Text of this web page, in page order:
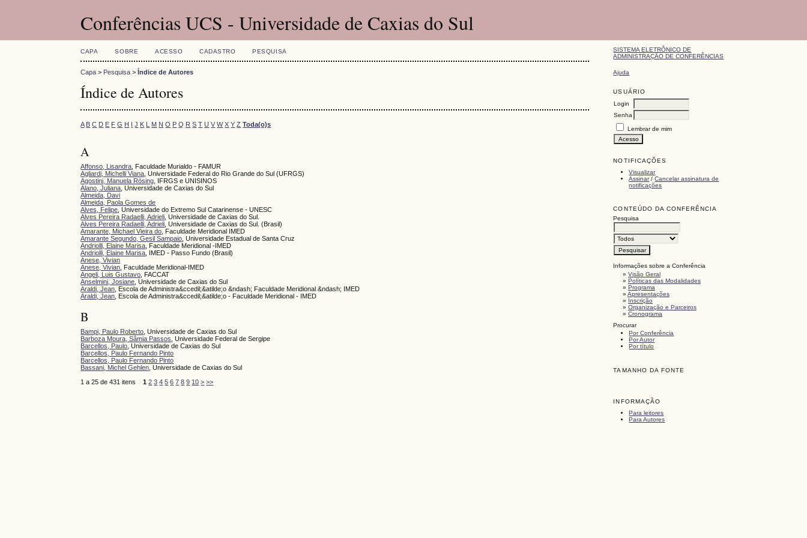
Conferências UCS - Universidade de Caxias do Sul
SISTEMA ELETRÔNICO DE
ADMINISTRAÇÃO DE CONFERÊNCIAS
Ajuda
USUÁRIO
Login
Senha
Lembrar de mim
NOTIFICAÇÕES
Visualizar
Assinar/Cancelar assinatura de
notificações
CONTEÚDO DA CONFERÊNCIA
Pesquisa
Informações sobre a Conferência
»Visão Geral
»Políticas das Modalidades
»Programa
»Apresentações
» Inscrição
»Organização e Parceiros
»Cronograma
Procurar
Por Conferência
Por Autor
Por título
TAMANHO DA FONTE
INFORMAÇÃO
Para leitores
Para Autores
CAPA SOBRE ACESSO CADASTRO PESQUISA
Capa > Pesquisa >Índice de Autores
Índice de Autores
A B C D E F G H I J K L M N O P Q R S T U V W X Y Z Toda(o)s
A
Affonso, Lisandra , Faculdade Murialdo - FAMUR
Agliardi, Michelli Viana , Universidade Federal do Rio Grande do Sul (UFRGS)
Agostini, Manuela Rösing , IFRGS e UNISINOS
Alano, Juliana , Universidade de Caxias do Sul
Almeida, Davi
Almeida, Paola Gomes de
Alves, Felipe , Universidade do Extremo Sul Catarinense - UNESC
Alves Pereira Radaelli, Adrieli , Universidade de Caxias do Sul.
Alves Pereira Radaelli, Adrieli , Universidade de Caxias do Sul. (Brasil)
Amarante, Michael Vieira do , Faculdade Meridional IMED
Amarante Segundo, Gesil Sampaio , Universidade Estadual de Santa Cruz
Andriolli, Elaine Marisa , Faculdade Meridional -IMED
Andriolli, Elaine Marisa , IMED - Passo Fundo (Brasil)
Anese, Vivian
Anese, Vivian , Faculdade Meridional-IMED
Angeli, Luis Gustavo , FACCAT
Anselmini, Josiane , Universidade de Caxias do Sul
Araldi, Jean , Escola de Administra&ccedil;&atilde;o &ndash; Faculdade Meridional &ndash; IMED
Araldi, Jean , Escola de Administra&ccedil;&atilde;o - Faculdade Meridional - IMED
B
Bampi, Paulo Roberto, Universidade de Caxias do Sul
Barboza Moura, Sâmia Passos, Universidade Federal de Sergipe
Barcellos, Paulo, Universidade de Caxias do Sul
Barcellos, Paulo Fernando Pinto
Barcellos, Paulo Fernando Pinto
Bassani, Michel Gehlen, Universidade de Caxias do Sul
1 a 25 de 431 itens1 2 3 4 5 6 7 8 9 10 > >>